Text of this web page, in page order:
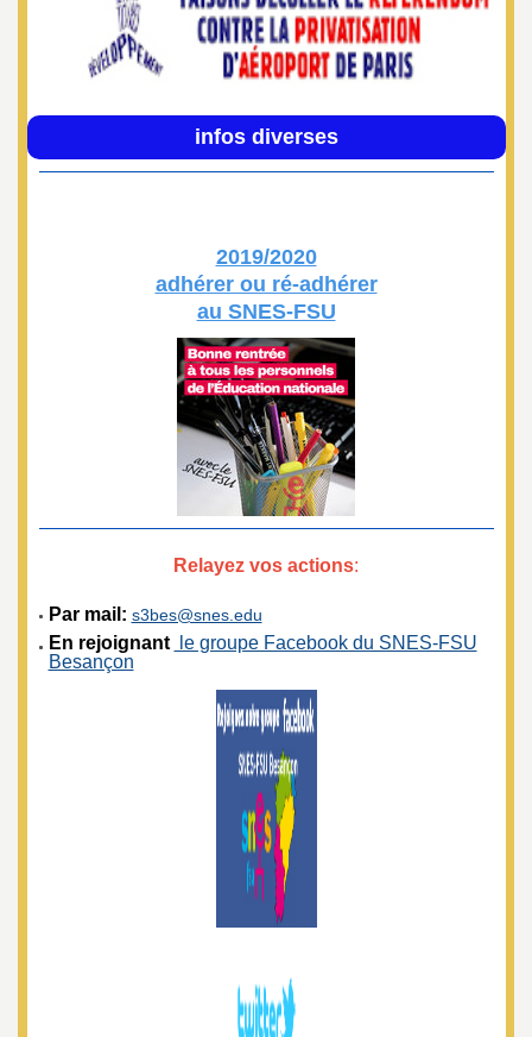
infos diverses
2019/2020
adhérer ou ré-adhérer
au SNES-FSU
Relayez vos actions:
Par mail: s3bes@snes.edu
En rejoignant
le groupe Facebook du SNES-FSU
Besançon